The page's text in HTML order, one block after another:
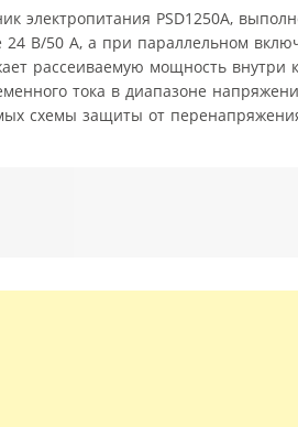
электропитания PSD1250A,
В/50 A, а при параллельном
рассеиваемую мощность внутри
тока в диапазоне
схемы защиты от